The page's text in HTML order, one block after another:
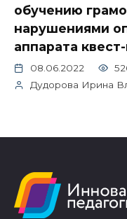
обучению
нарушениями
аппарата
08.06.2022
Дудорова Ирина